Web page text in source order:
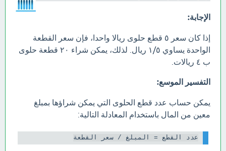
الإجابة:
إذا كان سعر ٥ قطع حلوى ريالا واحدا، فإن سعر القطعة
الواحدة يساوي ١/٥ ريال. لذلك، يمكن شراء ٢٠ قطعة حلوى
ب ٤ ريالات.
التفسير الموسع:
يمكن حساب عدد قطع الحلوى التي يمكن شراؤها بمبلغ
معين من المال باستخدام المعادلة التالية:
عدد القطع = المبلغ / سعر القطعة